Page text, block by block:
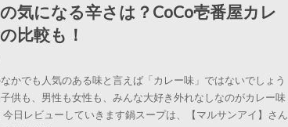
気になる辛さは？CoCo壱番屋カレ
比較も！
かでも人気のある味と言えば「カレー味」ではないでしょう
供も、男性も女性も、みんな大好き外れなしなのがカレー味
今日レビューしていきます鍋スープは、【マルサンアイ】さん